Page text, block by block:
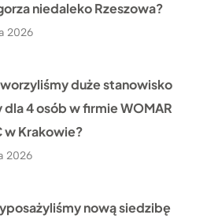
niedaleko Rzeszowa?
2026
duże stanowisko
dla 4 osób w firmie WOMAR
w Krakowie?
2026
nową siedzibę